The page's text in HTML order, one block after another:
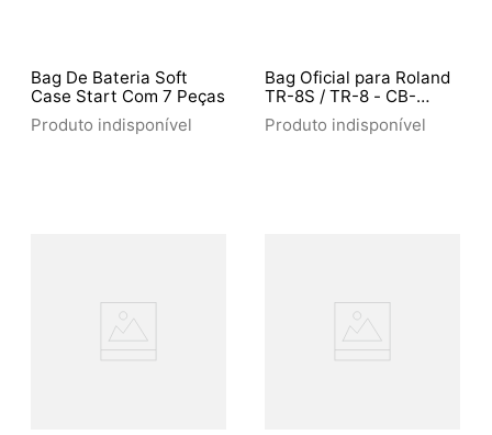
Bag De Bateria Soft
Case Start Com 7 Peças
Produto indisponível
Bag Oficial para Roland
TR-8S / TR-8 - CB-
BTRMX
Produto indisponível